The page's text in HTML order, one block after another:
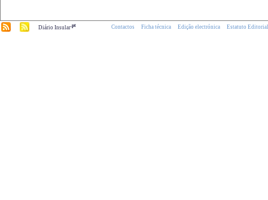
Diário Insular.pt Contactos Ficha técnica Edição electrónica Estatuto Editorial